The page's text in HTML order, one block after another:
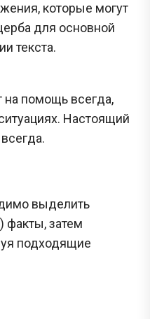
которые могут
для основной
текста.
на помощь всегда,
Настоящий
выделить
факты, затем
подходящие